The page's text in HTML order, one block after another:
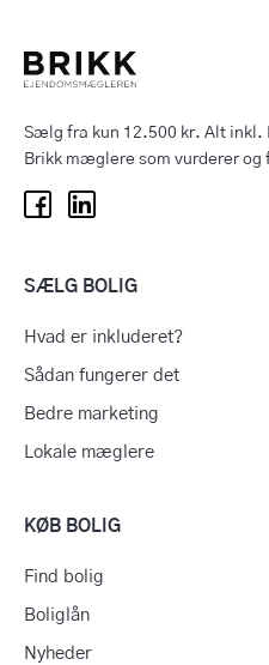
Sælg fra kun 12.500 kr. Alt inkl.
Brikk mæglere som vurderer og
SÆLG BOLIG
Hvad er inkluderet?
Sådan fungerer det
Bedre marketing
Lokale mæglere
KØB BOLIG
Find bolig
Boliglån
Nyheder